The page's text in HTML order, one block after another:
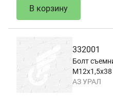
В корзину
332001
Болт
М12х1,5х38
АЗ УРАЛ